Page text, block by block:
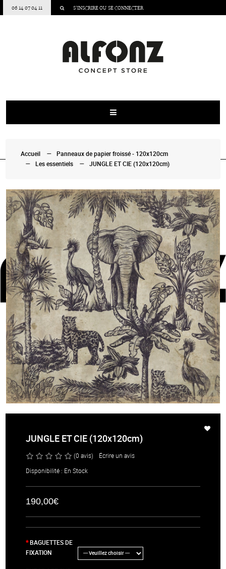
06 14 07 04 11 S’INSCRIREOU SE CONNECTER
Accueil
Panneaux de papier froissé - 120x120cm
Les essentiels
JUNGLE ET CIE (120x120cm)
JUNGLE ET CIE (120x120cm)
(0 avis) Écrire un avis
Disponibilité : En Stock
190,00€
BAGUETTES DE
FIXATION